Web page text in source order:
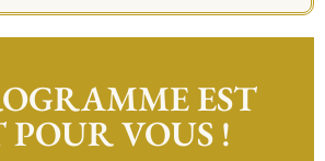
EST
POUR VOUS !